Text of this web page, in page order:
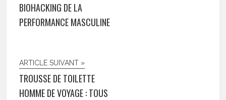
BIOHACKING DE LA
PERFORMANCE MASCULINE
ARTICLE SUIVANT »
TROUSSE DE TOILETTE
HOMME DE VOYAGE : TOUS